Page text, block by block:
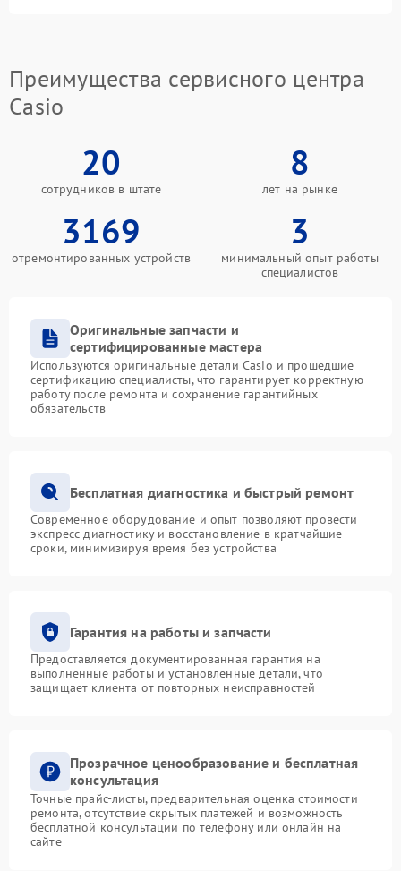
Преимущества сервисного центра
Casio
20
сотрудников в штате
8
лет на рынке
3169
отремонтированных устройств
3
минимальный опыт работы
специалистов
Оригинальные запчасти и
сертифицированные мастера
Используются оригинальные детали Casio и прошедшие
сертификацию специалисты, что гарантирует корректную
работу после ремонта и сохранение гарантийных
обязательств
Бесплатная диагностика и быстрый ремонт
Современное оборудование и опыт позволяют провести
экспресс-диагностику и восстановление в кратчайшие
сроки, минимизируя время без устройства
Гарантия на работы и запчасти
Предоставляется документированная гарантия на
выполненные работы и установленные детали, что
защищает клиента от повторных неисправностей
Прозрачное ценообразование и бесплатная
консультация
Точные прайс-листы, предварительная оценка стоимости
ремонта, отсутствие скрытых платежей и возможность
бесплатной консультации по телефону или онлайн на
сайте